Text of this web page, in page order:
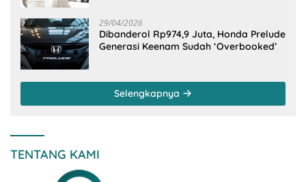
29/04/2026
Dibanderol Rp974,9 Juta, Honda Prelude
Generasi Keenam Sudah ‘Overbooked’
Selengkapnya
TENTANG KAMI